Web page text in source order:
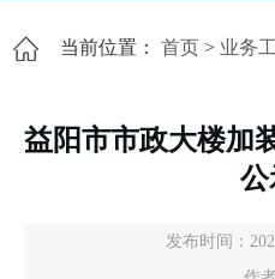
当前位置： 首页 > 业务
益阳市市政大楼加
公
发布时间：